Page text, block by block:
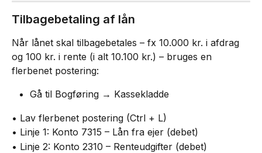
Tilbagebetaling af lån
Når lånet skal tilbagebetales – fx 10.000 kr. i afdrag
og 100 kr. i rente (i alt 10.100 kr.) – bruges en
flerbenet postering:
Gå til Bogføring → Kassekladde
• Lav flerbenet postering (Ctrl + L)
• Linje 1: Konto 7315 – Lån fra ejer (debet)
• Linje 2: Konto 2310 – Renteudgifter (debet)